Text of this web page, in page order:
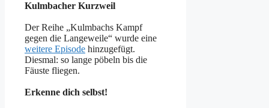
Kulmbacher Kurzweil
Der Reihe „Kulmbachs Kampf
gegen die Langeweile“ wurde eine
weitere Episode hinzugefügt.
Diesmal: so lange pöbeln bis die
Fäuste fliegen.
Erkenne dich selbst!